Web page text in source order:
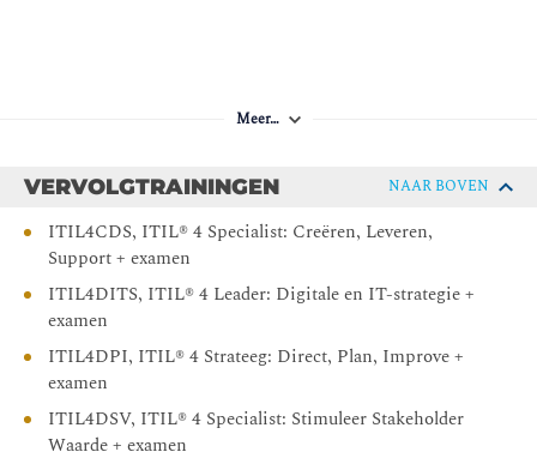
Meer…
VERVOLGTRAININGEN NAAR BOVEN
ITIL4CDS, ITIL® 4 Specialist: Creëren, Leveren,
Support + examen
ITIL4DITS, ITIL® 4 Leader: Digitale en IT-strategie +
examen
ITIL4DPI, ITIL® 4 Strateeg: Direct, Plan, Improve +
examen
ITIL4DSV, ITIL® 4 Specialist: Stimuleer Stakeholder
Waarde + examen